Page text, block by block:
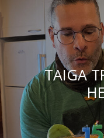
TAIGA